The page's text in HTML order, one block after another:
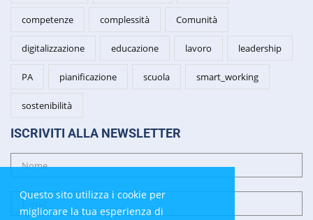
Questo sito utilizza i cookie per
migliorare la tua esperienza di
competenze complessità Comunità
digitalizzazione educazione lavoro leadership
PA pianificazione scuola smart_working
sostenibilità
ISCRIVITI ALLA NEWSLETTER